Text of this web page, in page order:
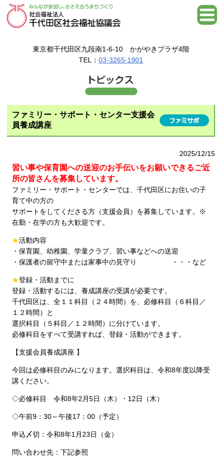
東京都千代田区九段南1-6-10 かがやきプラザ4階
TEL： 03-3265-1901
ファミリー・サポート・センター支援会
員養成講座
2025/12/15
習い事や保育園への送迎のお手伝いをお願いできるご近
所の皆さんを募集しています。
ファミリー・サポート・センターでは、千代田区にお住いの子
育て中の方の
サポートをしてくださる方（支援会員）を募集しています。※
在勤・在学の方も大歓迎です。
★活動内容
・保育園、幼稚園、学童クラブ、習い事などへの送迎
・保護者の留守中または家事中の見守り ・・・など
★登録・活動までに
登録・活動するには、養成講座の受講が必要です。
千代田区は、全１１科目（２４時間）を、必修科目（６科目／
１２時間）と
選択科目（５科目／１２時間）に分けています。
必修科目をすべて受講すれば、登録・活動ができます。
【支援会員養成講座 】
今回は必修科目のみになります。選択科目は、令和8年度以降受
講ください。
◇必修科目 令和8年2月5日（木）・12日（木）
◇午前9：30～午後17：00（予定）
申込〆切：令和8年1月23日（金）
問い合わせ先：下記参照